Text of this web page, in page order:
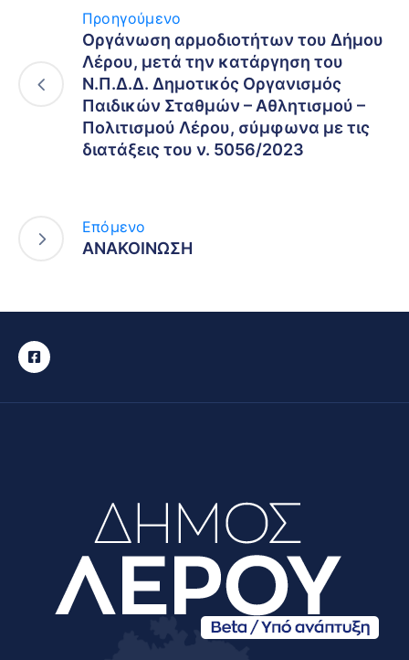
Προηγούμενο
Οργάνωση αρμοδιοτήτων του Δήμου
Λέρου, μετά την κατάργηση του
Ν.Π.Δ.Δ. Δημοτικός Οργανισμός
Παιδικών Σταθμών – Αθλητισμού –
Πολιτισμού Λέρου, σύμφωνα με τις
διατάξεις του ν. 5056/2023
Επόμενο
ΑΝΑΚΟΙΝΩΣΗ